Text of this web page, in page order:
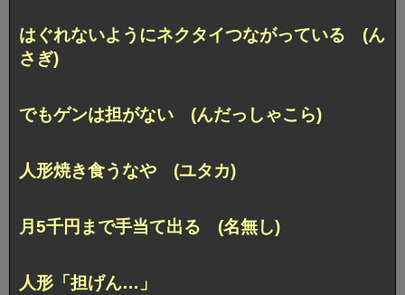
はぐれないようにネクタイつながっている (ん
さぎ)
でもゲンは担がない (んだっしゃこら)
人形焼き食うなや (ユタカ)
月5千円まで手当て出る (名無し)
人形「担げん…」